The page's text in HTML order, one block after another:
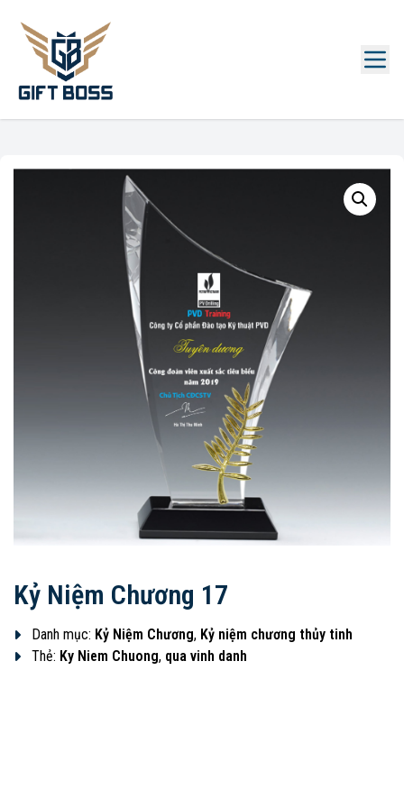
Kỷ Niệm Chương 17
Danh mục: Kỷ Niệm Chương, Kỷ niệm chương thủy tinh
Thẻ: Ky Niem Chuong, qua vinh danh